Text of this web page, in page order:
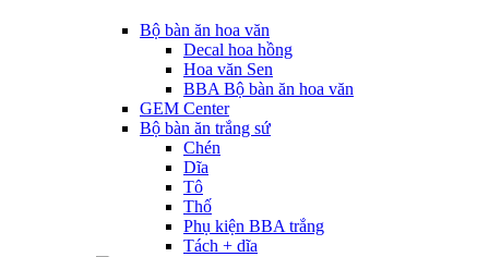
Bộ bàn ăn hoa văn
Decal hoa hồng
Hoa văn Sen
BBA Bộ bàn ăn hoa văn
GEM Center
Bộ bàn ăn trắng sứ
Chén
Dĩa
Tô
Thố
Phụ kiện BBA trắng
Tách + dĩa